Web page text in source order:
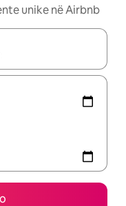
unike në Airbnb
lëviz me